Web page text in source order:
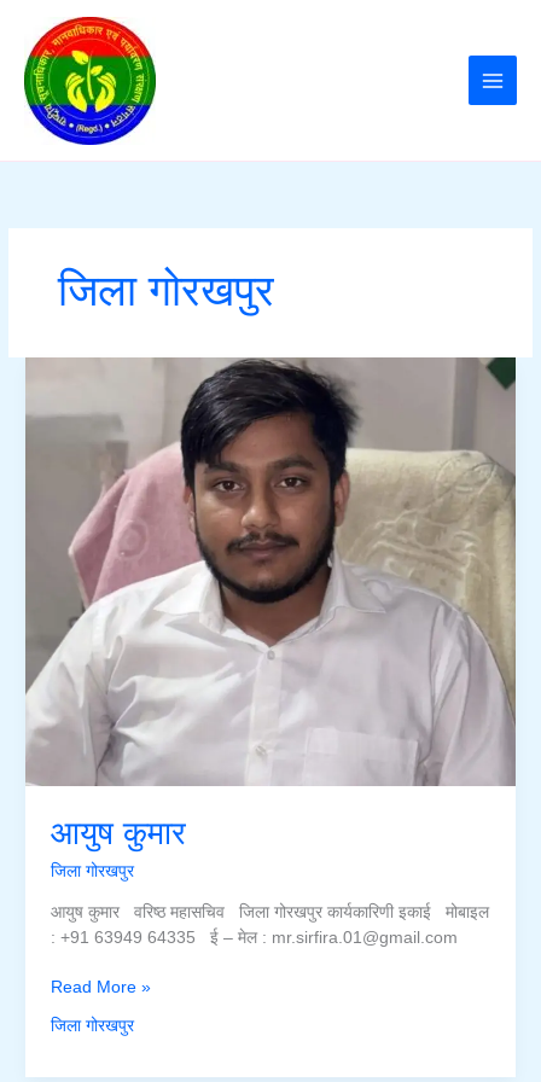
content
जिला गोरखपुर
आयुष कुमार
जिला गोरखपुर
आयुष कुमार वरिष्ठ महासचिव जिला गोरखपुर कार्यकारिणी इकाई मोबाइल
: +91 63949 64335 ई – मेल : mr.sirfira.01@gmail.com
आयुष
कुमार
Read More »
जिला गोरखपुर